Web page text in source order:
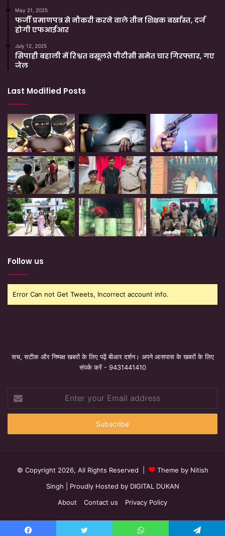
May 21, 2025
फर्जी प्रमाणपत्र से नौकरी करने वाले तीन शिक्षक बर्खास्त, दर्ज
होगी एफआईआर
July 12, 2025
सिपाही बहाली में रिश्वत वसूलते पीटीसी समेत चार गिरफ्तार, गए
जेल
Last Modified Posts
Follow us
Error Can not Get Tweets, Incorrect account info.
सच, सटीक और निष्पक्ष खबरों के लिए पढ़ें बीआर दर्शन। अपने आसपास के खबरों के लिए
संपर्क करें - 9431441410
your
Email
© Copyright 2026, All Rights Reserved |
Theme by Nitish
Singh | Proudly Hosted by DIGITAL DUKAN
About
Contact us Privacy Policy